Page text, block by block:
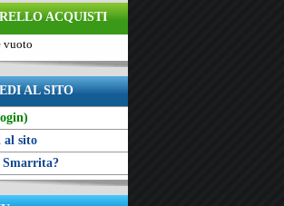
ACQUISTI
vuoto
AL SITO
al sito
Smarrita?